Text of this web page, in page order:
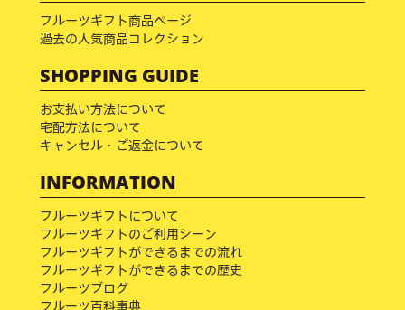
フルーツギフト商品ページ
過去の人気商品コレクション
SHOPPING GUIDE
お支払い方法について
宅配方法について
キャンセル・ご返金について
INFORMATION
フルーツギフトについて
フルーツギフトのご利用シーン
フルーツギフトができるまでの流れ
フルーツギフトができるまでの歴史
フルーツブログ
フルーツ百科事典